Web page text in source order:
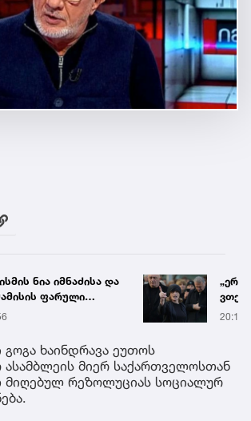
ნია იმნაძისა და
ფარული
- გიგა
20:19
ხაინდრავა ეუთოს
ასამბლეის მიერ საქართველოსთან
მიღებულ რეზოლუციას სოციალურ